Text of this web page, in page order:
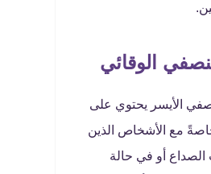
الوقائي
الأيسر يحتوي على
مع الأشخاص الذين
الصداع أو في حالة